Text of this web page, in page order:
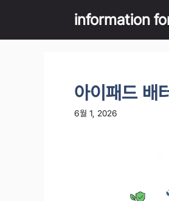
content
information
아이패드 배
6월 1, 2026